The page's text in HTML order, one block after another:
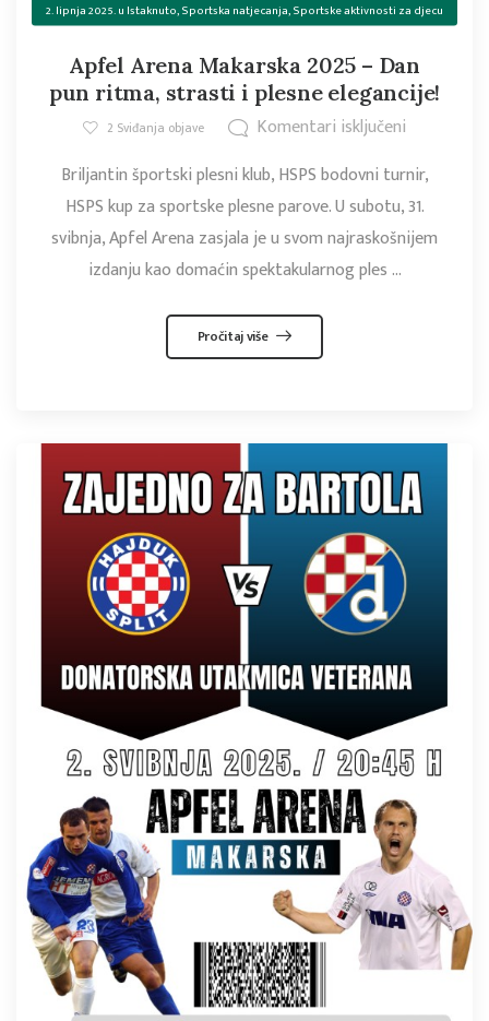
2. lipnja 2025.u Istaknuto,Sportska natjecanja,Sportske aktivnosti za djecu
Apfel Arena Makarska 2025 – Dan
pun ritma, strasti i plesne elegancije!
2 Sviđanja objave
Komentari isključeni
Briljantin športski plesni klub, HSPS bodovni turnir,
HSPS kup za sportske plesne parove. U subotu, 31.
svibnja, Apfel Arena zasjala je u svom najraskošnijem
izdanju kao domaćin spektakularnog ples ...
Pročitaj više